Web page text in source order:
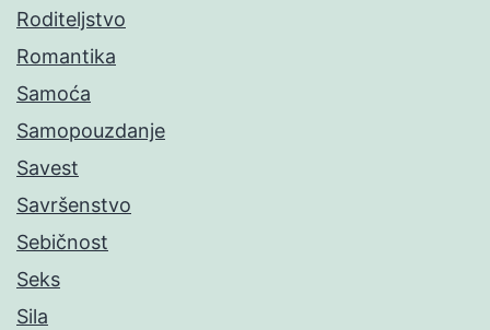
Roditeljstvo
Romantika
Samoća
Samopouzdanje
Savest
Savršenstvo
Sebičnost
Seks
Sila